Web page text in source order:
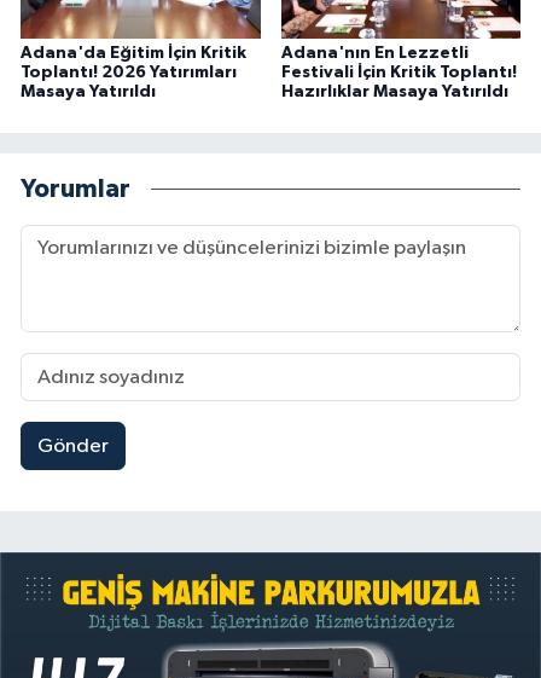
Adana'da Eğitim İçin Kritik
Toplantı! 2026 Yatırımları
Masaya Yatırıldı
Adana'nın En Lezzetli
Festivali İçin Kritik Toplantı!
Hazırlıklar Masaya Yatırıldı
Yorumlar
Gönder